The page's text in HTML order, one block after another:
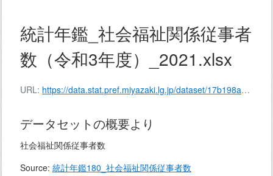
統計年鑑_社会福祉関係従事者
数（令和3年度）_2021.xlsx
URL: https://data.stat.pref.miyazaki.lg.jp/dataset/17b198ad-9912-4ddb-a0cb-72c432319a17/resource/cfc3b862-047b-4bce-b9f7-e10fb8f3c77d/download/138-182.xlsx
データセットの概要より
社会福祉関係従事者数
Source: 統計年鑑180_社会福祉関係従事者数